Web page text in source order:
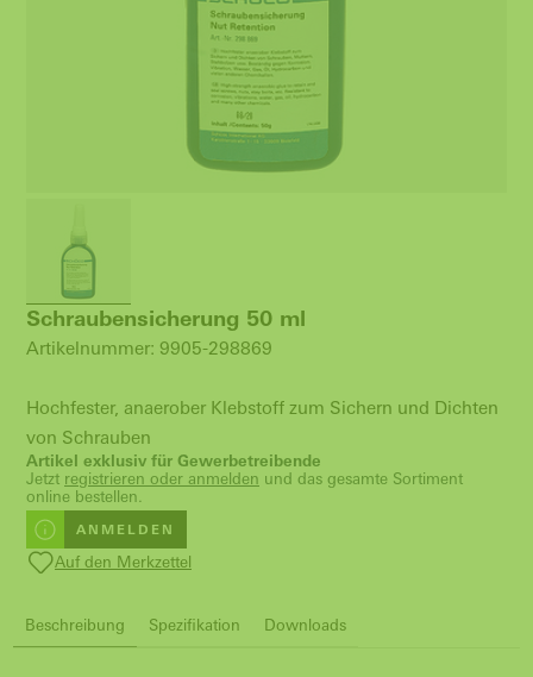
Schraubensicherung 50 ml
Artikelnummer: 9905-298869
Hochfester, anaerober Klebstoff zum Sichern und Dichten
von Schrauben
Artikel exklusiv für Gewerbetreibende
Jetzt registrieren oder anmelden und das gesamte Sortiment
online bestellen.
ANMELDEN
Auf den Merkzettel
Beschreibung Spezifikation Downloads